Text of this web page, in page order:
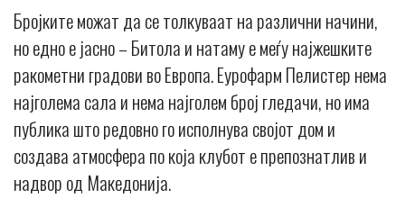
Бројките можат да се толкуваат на различни начини,
но едно е јасно – Битола и натаму е меѓу најжешките
ракометни градови во Европа. Еурофарм Пелистер нема
најголема сала и нема најголем број гледачи, но има
публика што редовно го исполнува својот дом и
создава атмосфера по која клубот е препознатлив и
надвор од Македонија.